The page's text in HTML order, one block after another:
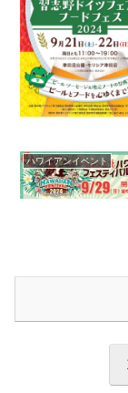
ハワイアンイベント